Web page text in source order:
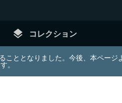
layers コレクション
こととなりました。今後、本ペー
。